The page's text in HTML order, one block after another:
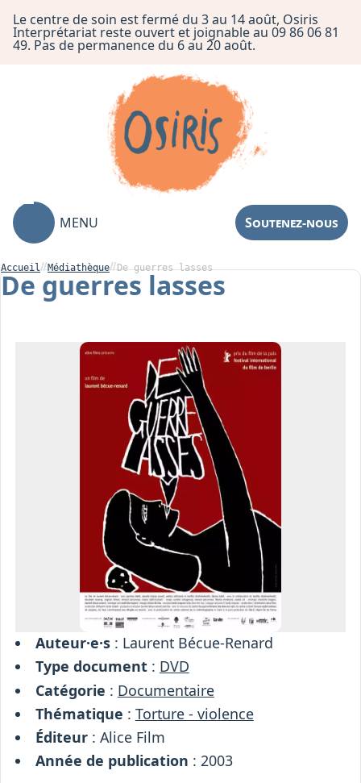
Le centre de soin est fermé du 3 au 14 août, Osiris
Interprétariat reste ouvert et joignable au 09 86 06 81
49. Pas de permanence du 6 au 20 août.
MENU Soutenez-nous
Centre de Soin
Interprétariat
Accueil Médiathèque De guerres lasses
De guerres lasses
Auteur·e·s: Laurent Bécue-Renard
Type document: DVD
Catégorie : Documentaire
Thématique : Torture - violence
Éditeur: Alice Film
Année de publication : 2003